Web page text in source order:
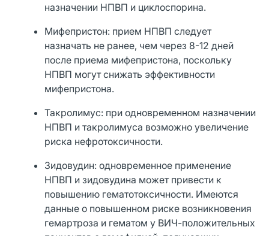
назначении НПВП и циклоспорина.
Мифепристон: прием НПВП следует
назначать не ранее, чем через 8-12 дней
после приема мифепристона, поскольку
НПВП могут снижать эффективности
мифепристона.
Такролимус: при одновременном назначении
НПВП и такролимуса возможно увеличение
риска нефротоксичности.
Зидовудин: одновременное применение
НПВП и зидовудина может привести к
повышению гематотоксичности. Имеются
данные о повышенном риске возникновения
гемартроза и гематом у ВИЧ-положительных